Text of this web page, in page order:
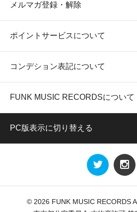
メルマガ登録・解除
ポイントサービスについて
コンデション表記について
FUNK MUSIC RECORDSについて
PC版表示に切り替える
© 2026 FUNK MUSIC RECORDS